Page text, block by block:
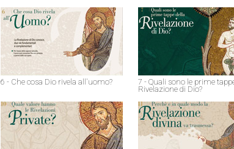
6 - Che cosa Dio rivela all'uomo?
7 - Quali sono le prime
Rivelazione di Dio?